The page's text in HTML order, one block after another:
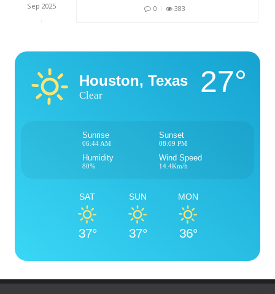
Sep 2025 0 383
Houston, Texas
Clear 27°
Sunrise
06:44 AM
Sunset
08:09 PM
Humidity
80%
Wind Speed
14.4Km/h
SAT
37°
SUN
37°
MON
36°